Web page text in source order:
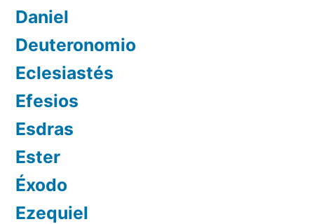
Daniel
Deuteronomio
Eclesiastés
Efesios
Esdras
Ester
Éxodo
Ezequiel